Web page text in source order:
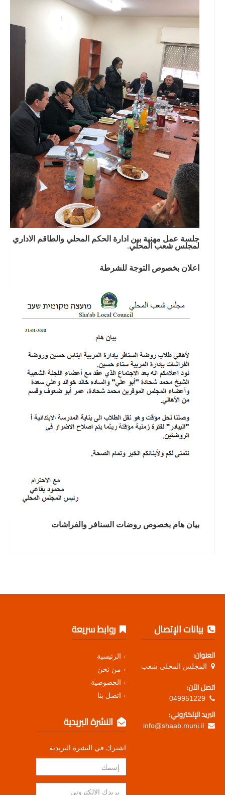
جلسة عمل مهنية بين ادارة الحكم المحلي والطاقم الاداري
لمجلس شعب المحلي.
اعلان بخصوص التوجة للشرطة
بيان هام بخصوص روضات السنافر والفراشات
بيانات الإتصال
العنوان:
المجلس المحلي شعب
اتصل الآن:
049951229
البريد الإلكتروني:
info@shaab.muni.il
روابط سريعة
الرئيسية
من نحن
الخصوصية
اتصل بنا
النشرة البريدية
اشترك في النشرة البريدية